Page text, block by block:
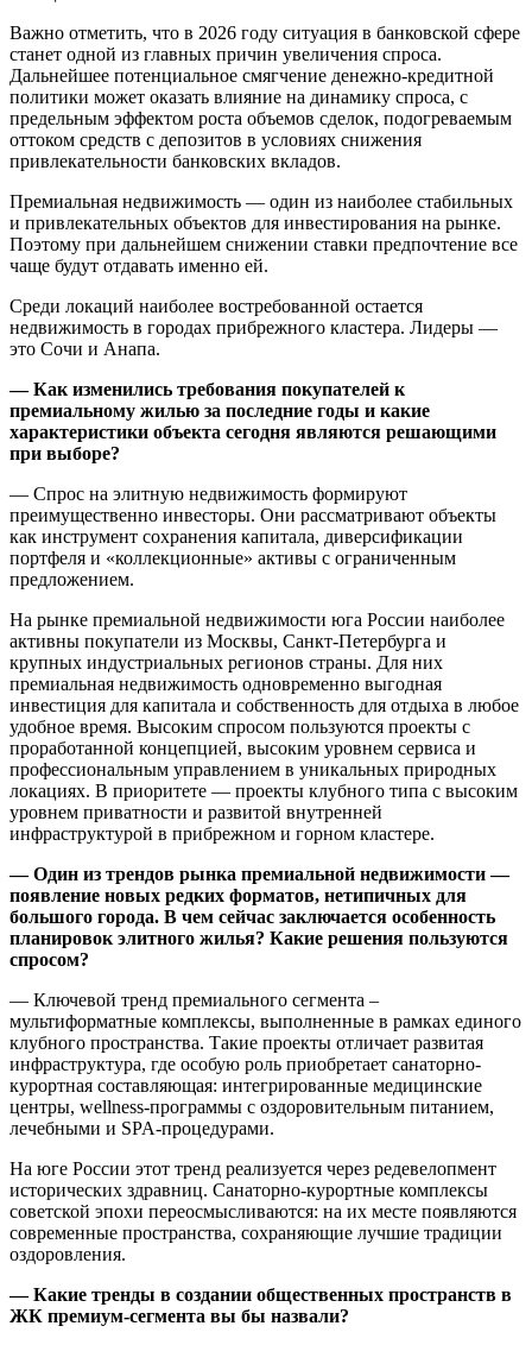
Важно отметить, что в 2026 году ситуация в банковской сфере
станет одной из главных причин увеличения спроса.
Дальнейшее потенциальное смягчение денежно-кредитной
политики может оказать влияние на динамику спроса, с
предельным эффектом роста объемов сделок, подогреваемым
оттоком средств с депозитов в условиях снижения
привлекательности банковских вкладов.
Премиальная недвижимость — один из наиболее стабильных
и привлекательных объектов для инвестирования на рынке.
Поэтому при дальнейшем снижении ставки предпочтение все
чаще будут отдавать именно ей.
Среди локаций наиболее востребованной остается
недвижимость в городах прибрежного кластера. Лидеры —
это Сочи и Анапа.
— Как изменились требования покупателей к
премиальному жилью за последние годы и какие
характеристики объекта сегодня являются решающими
при выборе?
— Спрос на элитную недвижимость формируют
преимущественно инвесторы. Они рассматривают объекты
как инструмент сохранения капитала, диверсификации
портфеля и «коллекционные» активы с ограниченным
предложением.
На рынке премиальной недвижимости юга России наиболее
активны покупатели из Москвы, Санкт-Петербурга и
крупных индустриальных регионов страны. Для них
премиальная недвижимость одновременно выгодная
инвестиция для капитала и собственность для отдыха в любое
удобное время. Высоким спросом пользуются проекты с
проработанной концепцией, высоким уровнем сервиса и
профессиональным управлением в уникальных природных
локациях. В приоритете — проекты клубного типа с высоким
уровнем приватности и развитой внутренней
инфраструктурой в прибрежном и горном кластере.
— Один из трендов рынка премиальной недвижимости —
появление новых редких форматов, нетипичных для
большого города. В чем сейчас заключается особенность
планировок элитного жилья? Какие решения пользуются
спросом?
— Ключевой тренд премиального сегмента –
мультиформатные комплексы, выполненные в рамках единого
клубного пространства. Такие проекты отличает развитая
инфраструктура, где особую роль приобретает санаторно-
курортная составляющая: интегрированные медицинские
центры, wellness-программы с оздоровительным питанием,
лечебными и SPA-процедурами.
На юге России этот тренд реализуется через редевелопмент
исторических здравниц. Санаторно-курортные комплексы
советской эпохи переосмысливаются: на их месте появляются
современные пространства, сохраняющие лучшие традиции
оздоровления.
— Какие тренды в создании общественных пространств в
ЖК премиум-сегмента вы бы назвали?